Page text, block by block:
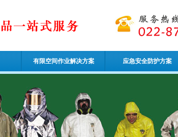
有限空间作业解决方案 应急安全防护方案